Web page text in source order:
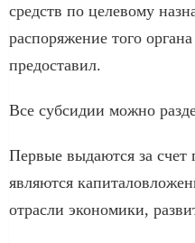
средств по целевому
распоряжение того
предоставил.
Все субсидии можно
Первые выдаются за счет
являются
отрасли экономики,